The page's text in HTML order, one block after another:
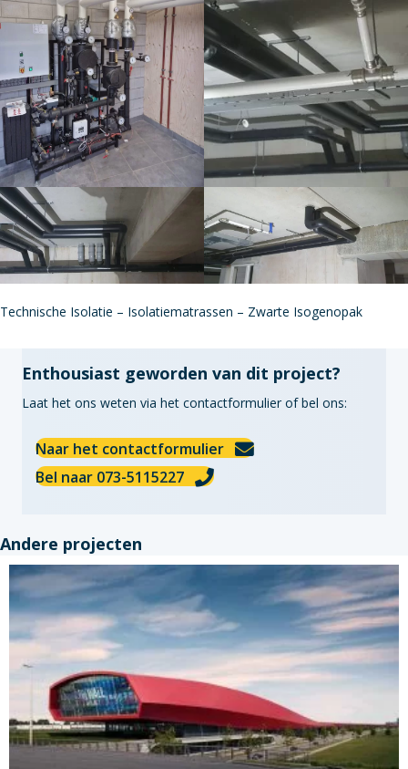
Technische Isolatie – Isolatiematrassen – Zwarte Isogenopak
Enthousiast geworden van dit project?
Laat het ons weten via het contactformulier of bel ons:
Naar het contactformulier
Bel naar 073-5115227
Andere projecten